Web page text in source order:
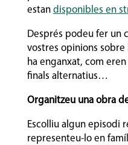
estan disponibles en
Després podeu fer un
vostres opinions sobre
ha enganxat, com
finals alternatius…
Organitzeu una obra
Escolliu algun episodi
representeu-lo en